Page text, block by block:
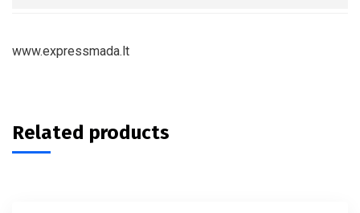
www.expressmada.lt
Related products